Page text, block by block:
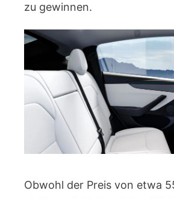
zu gewinnen.
Obwohl der Preis von etwa